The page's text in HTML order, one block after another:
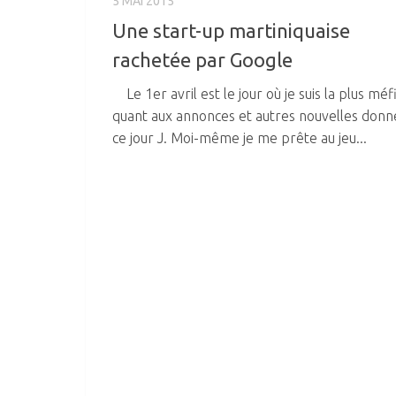
Une start-up martiniquaise
rachetée par Google
Le 1er avril est le jour où je suis la plus
quant aux annonces et autres nouvelles
ce jour J. Moi-même je me prête au jeu...